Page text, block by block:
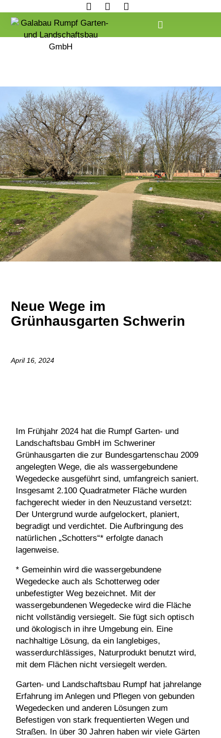
Neue Wege im
Grünhausgarten Schwerin
April 16, 2024
Im Frühjahr 2024 hat die Rumpf Garten- und
Landschaftsbau GmbH im Schweriner
Grünhausgarten die zur Bundesgartenschau 2009
angelegten Wege, die als wassergebundene
Wegedecke ausgeführt sind, umfangreich saniert.
Insgesamt 2.100 Quadratmeter Fläche wurden
fachgerecht wieder in den Neuzustand versetzt:
Der Untergrund wurde aufgelockert, planiert,
begradigt und verdichtet. Die Aufbringung des
natürlichen „Schotters“* erfolgte danach
lagenweise.
* Gemeinhin wird die wassergebundene
Wegedecke auch als Schotterweg oder
unbefestigter Weg bezeichnet. Mit der
wassergebundenen Wegedecke wird die Fläche
nicht vollständig versiegelt. Sie fügt sich optisch
und ökologisch in ihre Umgebung ein. Eine
nachhaltige Lösung, da ein langlebiges,
wasserdurchlässiges, Naturprodukt benutzt wird,
mit dem Flächen nicht versiegelt werden.
Garten- und Landschaftsbau Rumpf hat jahrelange
Erfahrung im Anlegen und Pflegen von gebunden
Wegedecken und anderen Lösungen zum
Befestigen von stark frequentierten Wegen und
Straßen. In über 30 Jahren haben wir viele Gärten